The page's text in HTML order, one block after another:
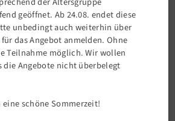
geöffnet. Ab 24.08. endet diese
unbedingt auch weiterhin über
für das Angebot anmelden. Ohne
Teilnahme möglich. Wir wollen
die Angebote nicht überbelegt
schöne Sommerzeit!